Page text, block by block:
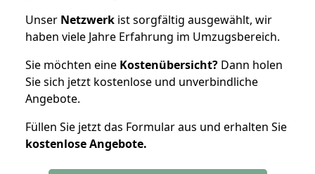
Unser Netzwerk ist sorgfältig ausgewählt, wir
haben viele Jahre Erfahrung im Umzugsbereich.
Sie möchten eine Kostenübersicht? Dann holen
Sie sich jetzt kostenlose und unverbindliche
Angebote.
Füllen Sie jetzt das Formular aus und erhalten Sie
kostenloseAngebote.